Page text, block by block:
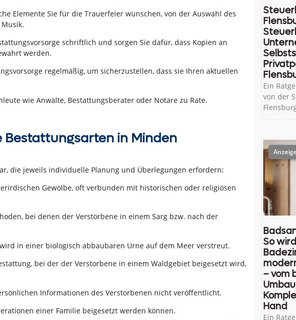
Elemente Sie für die Trauerfeier wünschen, von der Auswahl des
schriftlich und sorgen Sie dafür, dass Kopien an
werden.
regelmäßig, um sicherzustellen, dass sie Ihren aktuellen
wie Anwälte, Bestattungsberater oder Notare zu Rate.
Bestattungsarten in Minden
die jeweils individuelle Planung und Überlegungen erfordern:
Gewölbe, oft verbunden mit historischen oder religiösen
bei denen der Verstorbene in einem Sarg bzw. nach der
in einer biologisch abbaubaren Urne auf dem Meer verstreut.
bei der der Verstorbene in einem Waldgebiet beigesetzt wird,
Informationen des Verstorbenen nicht veröffentlicht.
einer Familie beigesetzt werden können.
Ein
von der
So
– vom
Hand
Ein